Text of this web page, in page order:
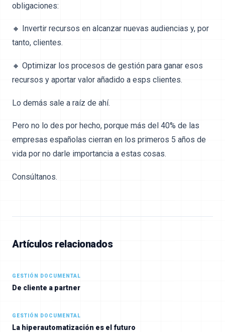
obligaciones:
🔸 Invertir recursos en alcanzar nuevas audiencias y, por
tanto, clientes.
🔸 Optimizar los procesos de gestión para ganar esos
recursos y aportar valor añadido a esps clientes.
Lo demás sale a raíz de ahí.
Pero no lo des por hecho, porque más del 40% de las
empresas españolas cierran en los primeros 5 años de
vida por no darle importancia a estas cosas.
Consúltanos.
Artículos relacionados
GESTIÓN DOCUMENTAL
De cliente a partner
GESTIÓN DOCUMENTAL
La hiperautomatización es el futuro